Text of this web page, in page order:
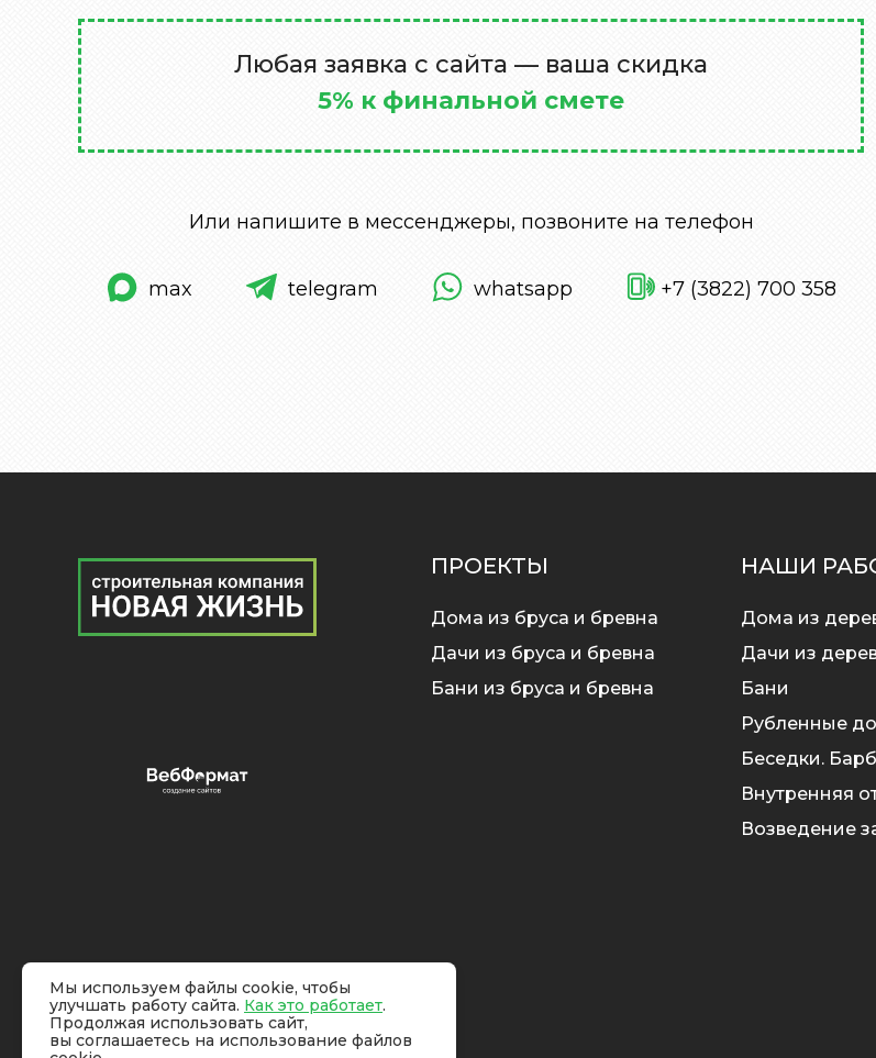
Любая заявка с сайта — ваша скидка
5% к финальной смете
Или напишите в мессенджеры, позвоните на телефон
max telegram whatsapp +7 (3822) 700 358
ПРОЕКТЫ
Дома из бруса и бревна
Дачи из бруса и бревна
Бани из бруса и бревна
НАШИ
Дома из
Дачи из
Бани
Рубленные
Беседки.
Внутренняя
Возведение
Мы используем файлы cookie, чтобы
улучшать работу сайта. Как это работает.
Продолжая использовать сайт,
вы соглашаетесь на использование файлов